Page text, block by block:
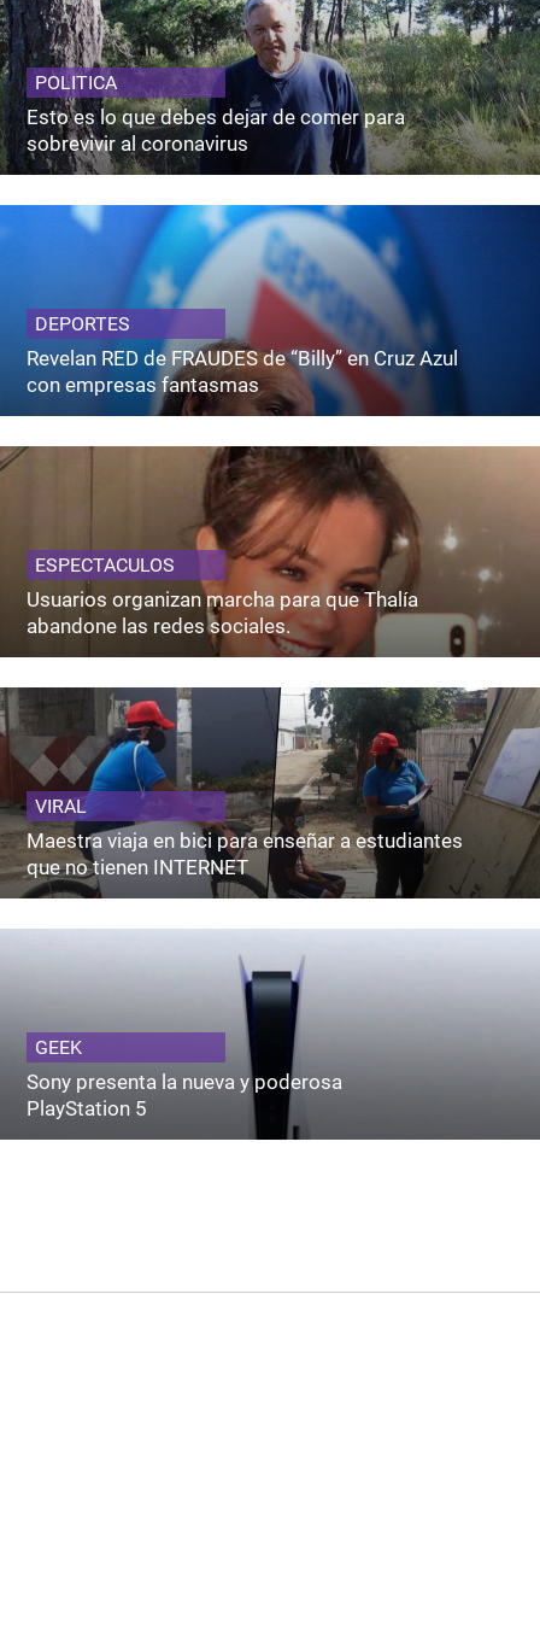
POLITICA
Esto es lo que debes dejar de comer para
sobrevivir al coronavirus
DEPORTES
Revelan RED de FRAUDES de “Billy” en Cruz Azul
con empresas fantasmas
ESPECTACULOS
Usuarios organizan marcha para que Thalía
abandone las redes sociales.
VIRAL
Maestra viaja en bici para enseñar a estudiantes
que no tienen INTERNET
GEEK
Sony presenta la nueva y poderosa
PlayStation 5